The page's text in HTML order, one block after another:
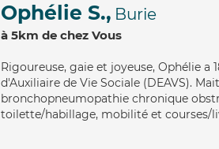
Ophélie S., Burie
à 5km de chez Vous
Rigoureuse, gaie et joyeuse, Ophélie a
d'Auxiliaire de Vie Sociale (DEAVS).
bronchopneumopathie chronique
toilette/habillage, mobilité et courses/